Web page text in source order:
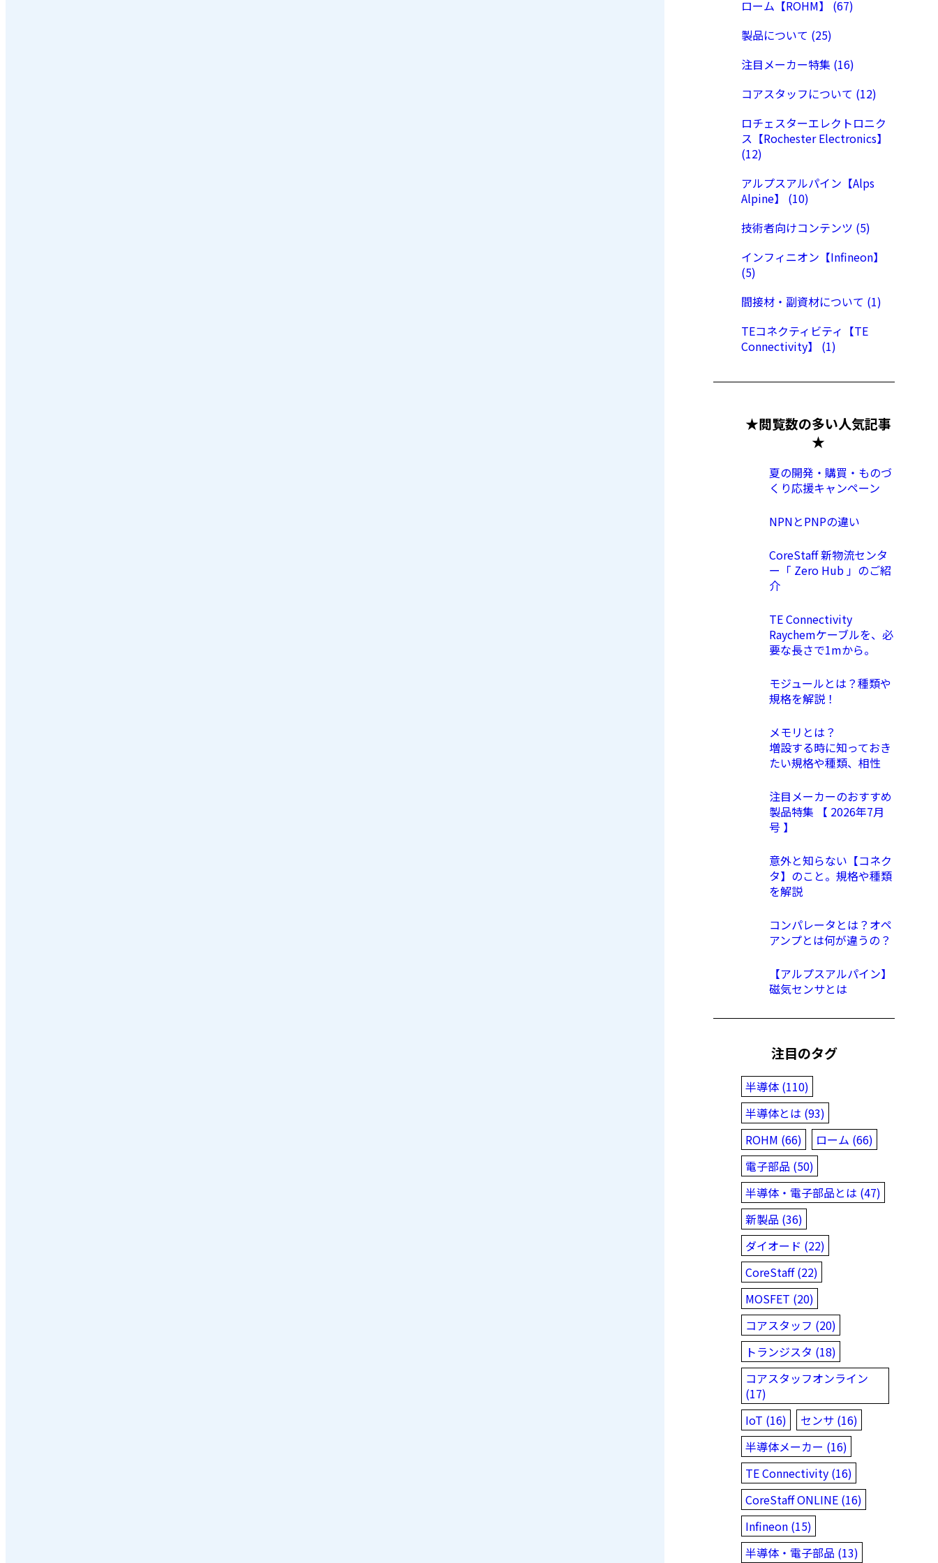
ローム【ROHM】 (67)
製品について (25)
注目メーカー特集 (16)
コアスタッフについて (12)
ロチェスターエレクトロニク
ス【Rochester Electronics】
(12)
アルプスアルパイン【Alps
Alpine】 (10)
技術者向けコンテンツ (5)
インフィニオン【Infineon】
(5)
間接材・副資材について (1)
TEコネクティビティ【TE
Connectivity】 (1)
★閲覧数の多い人気記事
★
夏の開発・購買・ものづ
くり応援キャンペーン
NPNとPNPの違い
CoreStaff 新物流センタ
ー「 Zero Hub 」のご紹
介
TE Connectivity
Raychemケーブルを、必
要な長さで1mから。
モジュールとは？種類や
規格を解説！
メモリとは？
増設する時に知っておき
たい規格や種類、相性
注目メーカーのおすすめ
製品特集 【 2026年7月
号 】
意外と知らない【コネク
タ】のこと。規格や種類
を解説
コンパレータとは？オペ
アンプとは何が違うの？
【アルプスアルパイン】
磁気センサとは
注目のタグ
半導体 (110)
半導体とは (93)
ROHM (66)
ローム (66)
電子部品 (50)
半導体・電子部品とは (47)
新製品 (36)
ダイオード (22)
CoreStaff (22)
MOSFET (20)
コアスタッフ (20)
トランジスタ (18)
コアスタッフオンライン
(17)
IoT (16)
センサ (16)
半導体メーカー (16)
TE Connectivity (16)
CoreStaff ONLINE (16)
Infineon (15)
半導体・電子部品 (13)